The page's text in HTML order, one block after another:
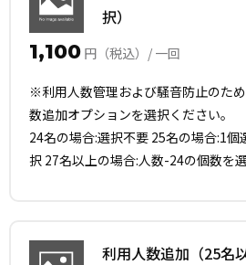
択）
1,100 円（税込）/ 一回
※利用人数管理および騒音防止のた
数追加オプションを選択ください。
24名の場合:選択不要 25名の場合:1個
択 27名以上の場合:人数-24の個数を
利用人数追加（25名